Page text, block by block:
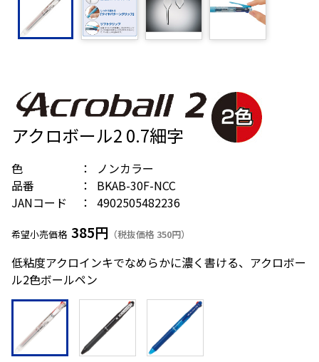
アクロボール2 0.7細字
色
ノンカラー
品番
BKAB-30F-NCC
JANコード
4902505482236
希望小売価格 385円 （税抜価格 350円）
低粘度アクロインキでなめらかに濃く書ける、アクロボー
ル2色ボールペン